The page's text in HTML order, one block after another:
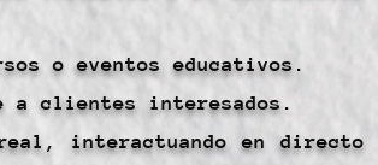
o eventos educativos.
a clientes interesados.
interactuando en directo